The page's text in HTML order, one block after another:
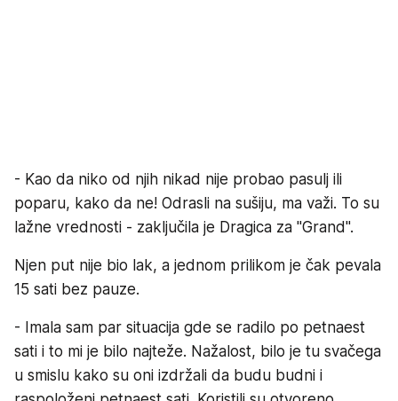
- Kao da niko od njih nikad nije probao pasulj ili
poparu, kako da ne! Odrasli na sušiju, ma važi. To su
lažne vrednosti - zaključila je Dragica za "Grand".
Njen put nije bio lak, a jednom prilikom je čak pevala
15 sati bez pauze.
- Imala sam par situacija gde se radilo po petnaest
sati i to mi je bilo najteže. Nažalost, bilo je tu svačega
u smislu kako su oni izdržali da budu budni i